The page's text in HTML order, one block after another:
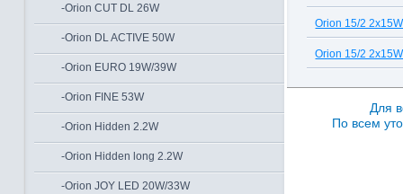
-Orion CUT DL 26W
-Orion DL ACTIVE 50W
-Orion EURO 19W/39W
-Orion FINE 53W
-Orion Hidden 2.2W
-Orion Hidden long 2.2W
-Orion JOY LED 20W/33W
Orion 15/2
Orion 15/2
Для
По всем